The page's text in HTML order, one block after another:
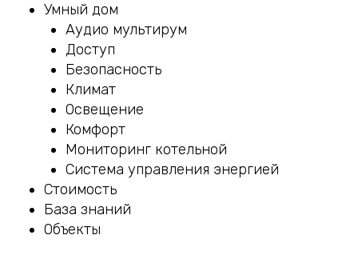
Умный дом
Аудио мультирум
Доступ
Безопасность
Климат
Освещение
Комфорт
Мониторинг котельной
Система управления энергией
Стоимость
База знаний
Объекты